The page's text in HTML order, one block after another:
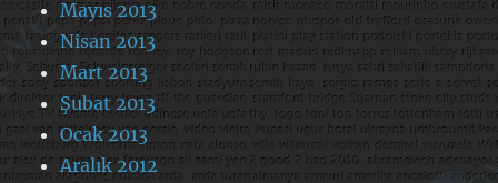
Mayıs 2013
Nisan 2013
Mart 2013
Şubat 2013
Ocak 2013
Aralık 2012